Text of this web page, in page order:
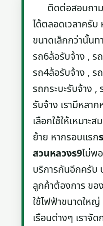
ติดต่อสอบถาม
ได้ตลอดเวลาครั
ขนาดเล็กกว่านั้นท
รถ6ล้อรับจ้าง , ร
รถ4ล้อรับจ้าง , ร
รถกระบะรับจ้าง ,
รับจ้าง เรามีหลา
เลือกใช้ให้เหมาะ
ย้าย หากรอบแรก
สวนหลวงร9ไม่พ
บริการกันอีกครับ
ลูกค้าต้องการ ขอ
ใช้ไฟฟ้าขนาดให
เรือนต่างๆ เราจั